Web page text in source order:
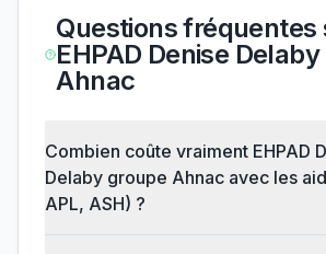
Questions fréquentes
EHPAD Denise
Ahnac
Combien coûte vraiment EHPAD
Delaby groupe Ahnac avec les
APL, ASH) ?